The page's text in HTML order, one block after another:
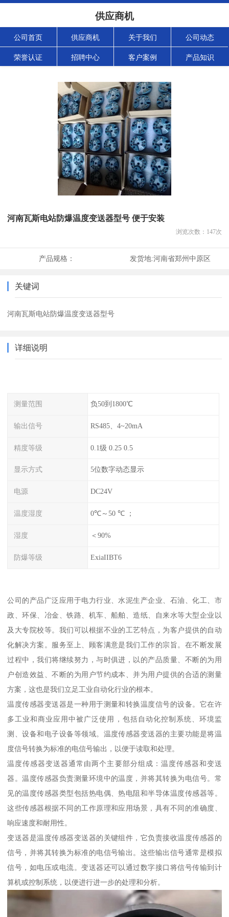
供应商机
公司首页 供应商机 关于我们 公司动态
荣誉认证 招聘中心 客户案例 产品知识
河南瓦斯电站防爆温度变送器型号 便于安装
浏览次数： 147次
产品规格： 发货地:河南省郑州中原区
关键词
河南瓦斯电站防爆温度变送器型号
详细说明
测量范围 负50到1800℃
输出信号 RS485、4~20mA
精度等级 0.1级 0.25 0.5
显示方式 5位数字动态显示
电源 DC24V
温度湿度 0℃～50 ℃ ；
湿度 ＜90%
防爆等级 ExiaIIBT6
公司的产品广泛应用于电力行业、水泥生产企业、石油、化工、市
政、环保、冶金、铁路、机车、船舶、造纸、自来水等大型企业以
及大专院校等。我们可以根据不业的工艺特点，为客户提供的自动
化解决方案。服务至上、顾客满意是我们工作的宗旨。在不断发展
过程中，我们将继续努力，与时俱进，以的产品质量、不断的为用
户创造效益、不断的为用户节约成本、并为用户提供的合适的测量
方案，这也是我们立足工业自动化行业的根本。
温度传感器变送器是一种用于测量和转换温度信号的设备。它在许
多工业和商业应用中被广泛使用，包括自动化控制系统、环境监
测、设备和电子设备等领域。温度传感器变送器的主要功能是将温
度信号转换为标准的电信号输出，以便于读取和处理。
温度传感器变送器通常由两个主要部分组成：温度传感器和变送
器。温度传感器负责测量环境中的温度，并将其转换为电信号。常
见的温度传感器类型包括热电偶、热电阻和半导体温度传感器等。
这些传感器根据不同的工作原理和应用场景，具有不同的准确度、
响应速度和耐用性。
变送器是温度传感器变送器的关键组件，它负责接收温度传感器的
信号，并将其转换为标准的电信号输出。这些输出信号通常是模拟
信号，如电压或电流。变送器还可以通过数字接口将信号传输到计
算机或控制系统，以便进行进一步的处理和分析。